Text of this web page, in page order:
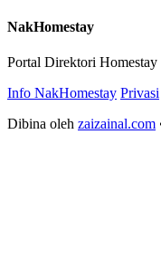
NakHomestay
Portal Direktori Homestay
Info NakHomestay Privasi
Dibina oleh zaizainal.com